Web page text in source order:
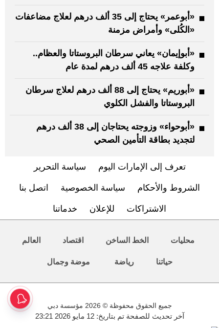
«أبوعمر» يحتاج إلى 35 ألف درهم لعلاج مضاعفات
«الكُلى» وأمراض مزمنة
«أبوإيمان» يعاني سرطان البروستاتا والعظام..
وكلفة علاجه 45 ألف درهم لمدة عام
«أبوريم» يحتاج إلى 88 ألف درهم لعلاج سرطان
البروستاتا والفشل الكلوي
«أبوحواء» وزوجته يحتاجان إلى 38 ألف درهم
لتجديد بطاقة التأمين الصحي
تعرف إلى الإمارات اليوم سياسة التحرير
الشروط والأحكام سياسة الخصوصية اتصل بنا
الاشتراكات للإعلان خدماتنا
محليات الخط الساخن اقتصاد العالم
حياتنا رياضة موضة وجمال
جميع الحقوق محفوظة © 2026 مؤسسة دبي
آخر تحديث للصفحة تم بتاريخ: 12 مايو 2026 23:21